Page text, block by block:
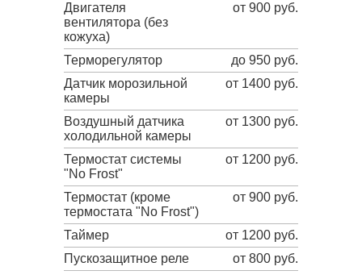
Двигателя
вентилятора (без
кожуха)
от 900 руб.
Терморегулятор
до 950 руб.
Датчик морозильной
камеры
от 1400 руб.
Воздушный датчика
холодильной камеры
от 1300 руб.
Термостат системы
"No Frost"
от 1200 руб.
Термостат (кроме
термостата "No Frost")
от 900 руб.
Таймер
от 1200 руб.
Пускозащитное реле
от 800 руб.